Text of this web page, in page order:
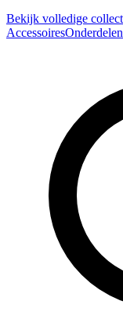
Bekijk volledige
AccessoiresOnderdelen